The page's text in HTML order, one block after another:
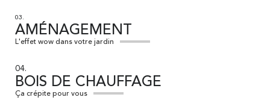
03.
AMÉNAGEMENT
L'effet wow dans votre jardin
04.
BOIS DE CHAUFFAGE
Ça crépite pour vous